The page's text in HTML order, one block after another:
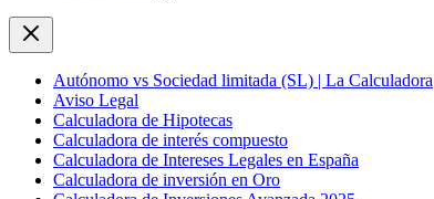
Autónomo vs Sociedad limitada (SL) | La Calculadora
Aviso Legal
Calculadora de Hipotecas
Calculadora de interés compuesto
Calculadora de Intereses Legales en España
Calculadora de inversión en Oro